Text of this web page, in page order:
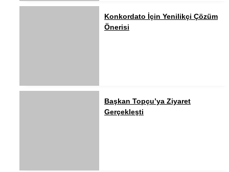
Konkordato İçin Yenilikçi Çözüm
Önerisi
Başkan Topçu’ya Ziyaret
Gerçekleşti